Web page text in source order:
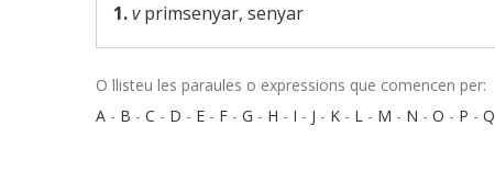
1.vprimsenyar, senyar
O llisteu les paraules o expressions que comencen per:
A - B - C - D - E - F - G - H - I - J - K - L - M - N - O - P - Q